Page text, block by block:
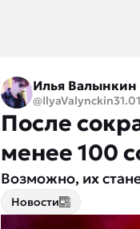
Илья Валынкин
@IlyaValynckin
После
менее 100
Возможно, их
Новости